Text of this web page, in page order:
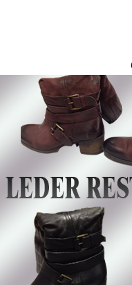
für